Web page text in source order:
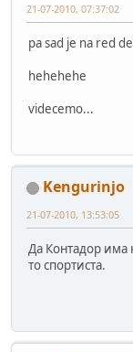
21-07-2010, 07:37:02
pa sad je na red
hehehehe
videcemo...
Kengurinjo
21-07-2010, 13:53:05
Да Контадор има
то спортиста.